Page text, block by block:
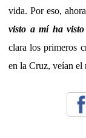
vida. Por eso,
visto a mí ha
clara los primeros
en la Cruz, veían el